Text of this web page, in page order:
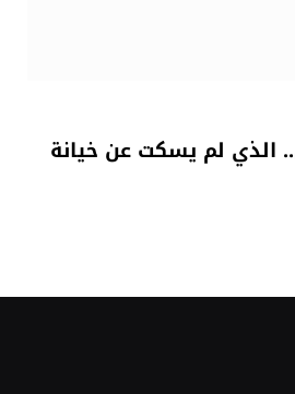
الذي لم يسكت عن خيانة